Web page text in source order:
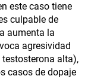
este caso tiene
culpable de
aumenta la
agresividad
alta),
casos de dopaje